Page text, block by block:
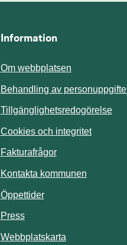
Information
Om webbplatsen
Behandling av
Tillgänglighetsredogörelse
Cookies och integritet
Fakturafrågor
Kontakta kommunen
Öppettider
Press
Webbplatskarta